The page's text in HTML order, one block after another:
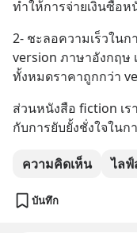
ทำให้การจ่ายเงินซื้อห
2- ชะลอความเร็วใน
version ภาษาอังกฤษ
ทั้งหมดราคาถูกกว่า
ส่วนหนังสือ fiction เ
กับการยับยั้งชั่งใจในก
ความคิดเห็น ไลฟ์
บันทึก